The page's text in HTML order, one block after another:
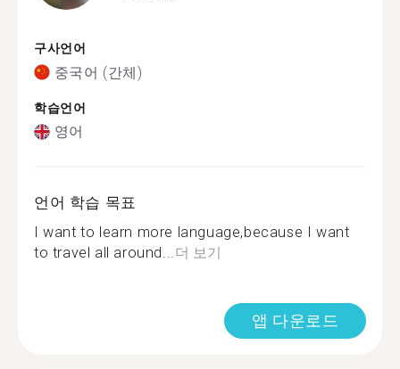
구사언어
중국어 (간체)
학습언어
영어
언어 학습 목표
I want to learn more language,because I want
to travel all around...더 보기
앱 다운로드